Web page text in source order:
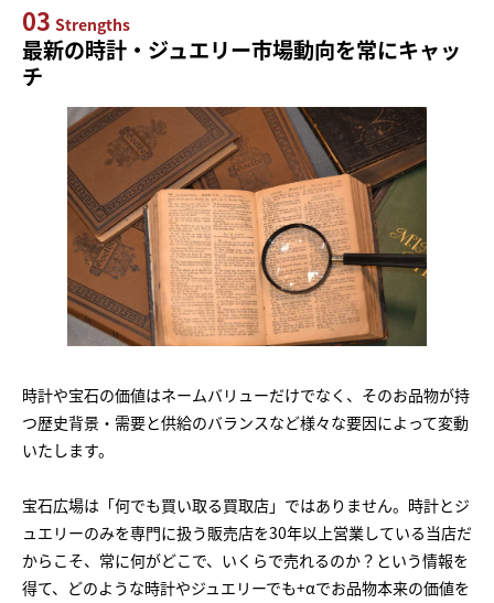
03 Strengths
最新の時計・ジュエリー市場動向を常にキャッ
チ
時計や宝石の価値はネームバリューだけでなく、そのお品物が持
つ歴史背景・需要と供給のバランスなど様々な要因によって変動
いたします。
宝石広場は「何でも買い取る買取店」ではありません。時計とジ
ュエリーのみを専門に扱う販売店を30年以上営業している当店だ
からこそ、常に何がどこで、いくらで売れるのか？という情報を
得て、どのような時計やジュエリーでも+αでお品物本来の価値を